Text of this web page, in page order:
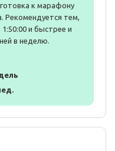
к марафону
Рекомендуется тем,
и быстрее и
в неделю.